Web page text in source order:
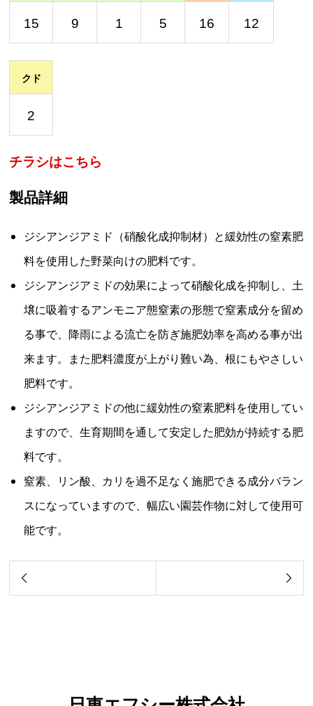
15 9 1 5 16 12
クド
2
チラシはこちら
製品詳細
ジシアンジアミド（硝酸化成抑制材）と緩効性の窒素肥
料を使用した野菜向けの肥料です。
ジシアンジアミドの効果によって硝酸化成を抑制し、土
壌に吸着するアンモニア態窒素の形態で窒素成分を留め
る事で、降雨による流亡を防ぎ施肥効率を高める事が出
来ます。また肥料濃度が上がり難い為、根にもやさしい
肥料です。
ジシアンジアミドの他に緩効性の窒素肥料を使用してい
ますので、生育期間を通して安定した肥効が持続する肥
料です。
窒素、リン酸、カリを過不足なく施肥できる成分バラン
スになっていますので、幅広い園芸作物に対して使用可
能です。